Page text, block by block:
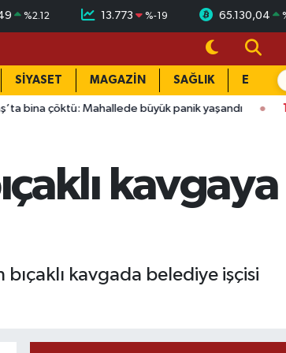
%2.12 13.773 %-19 65.130,04
SİYASET MAGAZİN SAĞLIK EĞİTİM
büyük panik yaşandı 15:58Bağlarbaşı
kavgaya
bıçaklı kavgada belediye işçisi